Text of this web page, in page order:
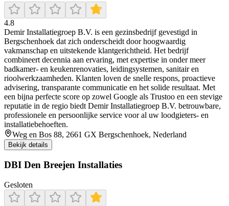
4.8
Demir Installatiegroep B.V. is een gezinsbedrijf gevestigd in
Bergschenhoek dat zich onderscheidt door hoogwaardig
vakmanschap en uitstekende klantgerichtheid. Het bedrijf
combineert decennia aan ervaring, met expertise in onder meer
badkamer- en keukenrenovaties, leidingsystemen, sanitair en
rioolwerkzaamheden. Klanten loven de snelle respons, proactieve
advisering, transparante communicatie en het solide resultaat. Met
een bijna perfecte score op zowel Google als Trustoo en een stevige
reputatie in de regio biedt Demir Installatiegroep B.V. betrouwbare,
professionele en persoonlijke service voor al uw loodgieters- en
installatiebehoeften.
Weg en Bos 88, 2661 GX Bergschenhoek, Nederland
Bekijk details
DBI Den Breejen Installaties
Gesloten